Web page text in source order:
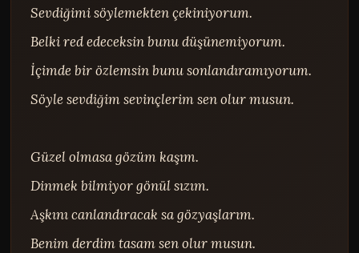
Sevdiğimi söylemekten çekiniyorum.
Belki red edeceksin bunu düşünemiyorum.
İçimde bir özlemsin bunu sonlandıramıyorum.
Söyle sevdiğim sevinçlerim sen olur musun.
Güzel olmasa gözüm kaşım.
Dinmek bilmiyor gönül sızım.
Aşkını canlandıracak sa gözyaşlarım.
Benim derdim tasam sen olur musun.